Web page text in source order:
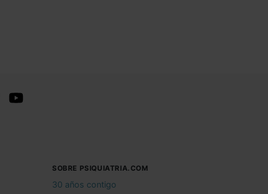
SOBRE PSIQUIATRIA.COM
30 años contigo